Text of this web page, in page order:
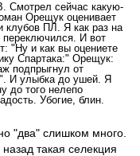
Смотрел сейчас какую-
Орещук оценивает
клубов ПЛ. Я как раз на
переключился. И вот
"Ну и как вы оцениете
Спартака:" Орещук:
подпрыгнул от
И улыбка до ушей. Я
до того нелепо
Убогие, блин.
"два" слишком много.
такая селекция